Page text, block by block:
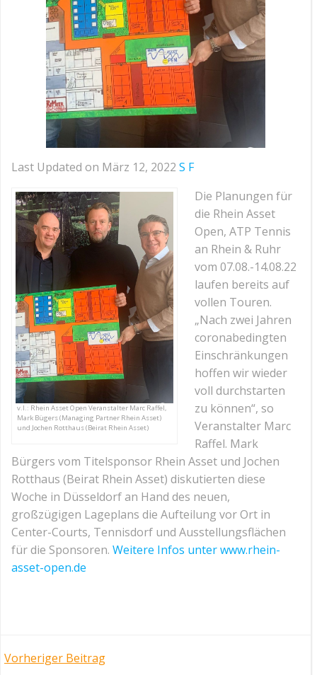
Last Updated on März 12, 2022 S F
v.l.: Rhein Asset Open Veranstalter Marc Raffel,
Mark Bügers (Managing Partner Rhein Asset)
und Jochen Rotthaus (Beirat Rhein Asset)
Die Planungen für
die Rhein Asset
Open, ATP Tennis
an Rhein & Ruhr
vom 07.08.-14.08.22
laufen bereits auf
vollen Touren.
„Nach zwei Jahren
coronabedingten
Einschränkungen
hoffen wir wieder
voll durchstarten
zu können“, so
Veranstalter Marc
Raffel. Mark
Bürgers vom Titelsponsor Rhein Asset und Jochen
Rotthaus (Beirat Rhein Asset) diskutierten diese
Woche in Düsseldorf an Hand des neuen,
großzügigen Lageplans die Aufteilung vor Ort in
Center-Courts, Tennisdorf und Ausstellungsflächen
für die Sponsoren. Weitere Infos unter www.rhein-
asset-open.de
Post
Vorheriger Beitrag